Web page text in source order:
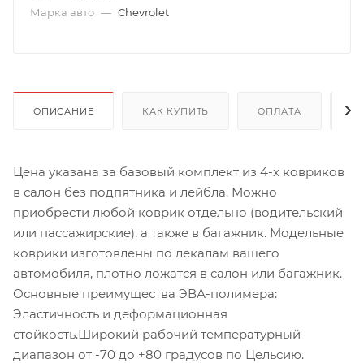
Марка авто — Chevrolet
ОПИСАНИЕ КАК КУПИТЬ ОПЛАТА
Цена указана за базовый комплект из 4-х ковриков
в салон без подпятника и лейбла. Можно
приобрести любой коврик отдельно (водительский
или пассажирские), а также в багажник. Модельные
коврики изготовлены по лекалам вашего
автомобиля, плотно ложатся в салон или багажник.
Основные преимущества ЭВА-полимера:
Эластичность и деформационная
стойкость.Широкий рабочий температурный
диапазон от -70 до +80 градусов по Цельсию.